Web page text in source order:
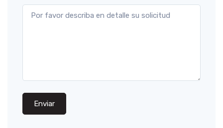
Enviar